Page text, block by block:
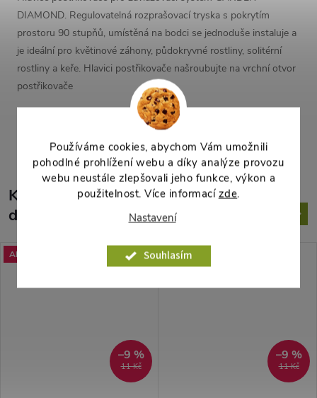
Používáme cookies, abychom Vám umožnili
pohodlné prohlížení webu a díky analýze provozu
webu neustále zlepšovali jeho funkce, výkon a
použitelnost. Více informací zde.
Nastavení
Souhlasím
DIAMOND. Regulovatelná rozprašovací tryska s pokrytím
prostoru 90 stupňů, umístěná na bodci se jednoduše instaluje a
je ideální pro květinové záhony, půdokryvné rostliny, solitérní
rostliny a keře. Hlavici postřikovače našroubujte na vrchní otvor
postřikovače
K tomuto produktu
doporučujeme ještě dokoupit
Akce
11 Kč
–9 %
Akce
11 Kč
–9 %